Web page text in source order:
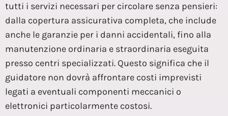
tutti i servizi necessari per circolare senza pensieri:
dalla copertura assicurativa completa, che include
anche le garanzie per i danni accidentali, fino alla
manutenzione ordinaria e straordinaria eseguita
presso centri specializzati. Questo significa che il
guidatore non dovrà affrontare costi imprevisti
legati a eventuali componenti meccanici o
elettronici particolarmente costosi.